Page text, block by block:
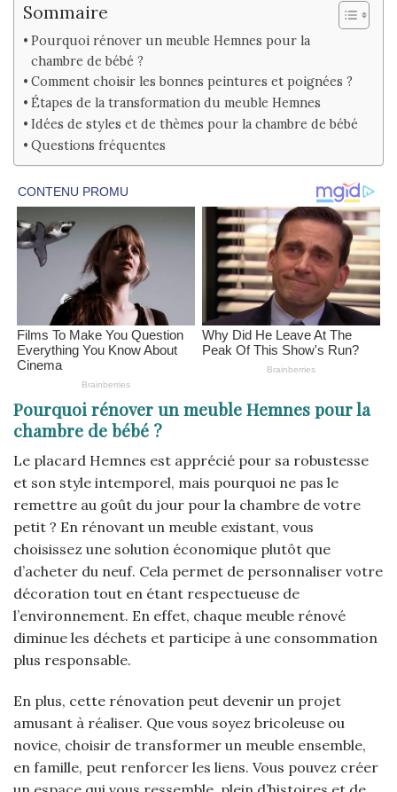
Sommaire
Pourquoi rénover un meuble Hemnes pour la
chambre de bébé ?
Comment choisir les bonnes peintures et poignées ?
Étapes de la transformation du meuble Hemnes
Idées de styles et de thèmes pour la chambre de bébé
Questions fréquentes
Pourquoi rénover un meuble Hemnes pour la
chambre de bébé ?
Le placard Hemnes est apprécié pour sa robustesse
et son style intemporel, mais pourquoi ne pas le
remettre au goût du jour pour la chambre de votre
petit ? En rénovant un meuble existant, vous
choisissez une solution économique plutôt que
d’acheter du neuf. Cela permet de personnaliser votre
décoration tout en étant respectueuse de
l’environnement. En effet, chaque meuble rénové
diminue les déchets et participe à une consommation
plus responsable.
En plus, cette rénovation peut devenir un projet
amusant à réaliser. Que vous soyez bricoleuse ou
novice, choisir de transformer un meuble ensemble,
en famille, peut renforcer les liens. Vous pouvez créer